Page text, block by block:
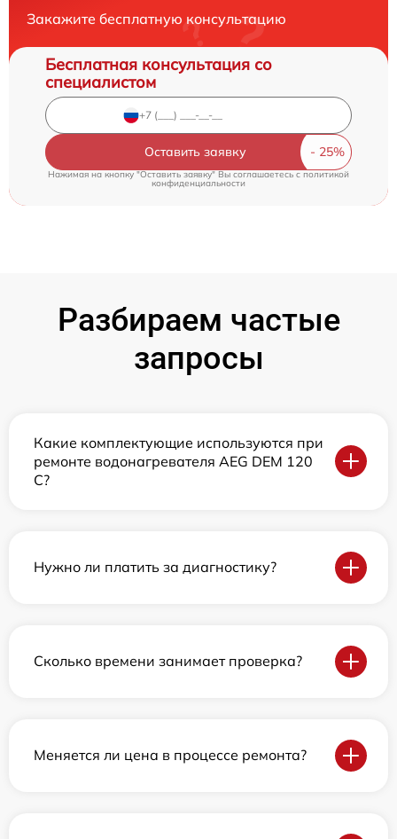
Закажите бесплатную консультацию
Бесплатная консультация со
специалистом
Оставить заявку
Нажимая на кнопку "Оставить заявку" Вы соглашаетесь cполитикой
конфиденциальности
Разбираем частые
запросы
Какие комплектующие используются при
ремонте водонагревателя AEG DEM 120
C?
Нужно ли платить за диагностику?
Сколько времени занимает проверка?
Меняется ли цена в процессе ремонта?